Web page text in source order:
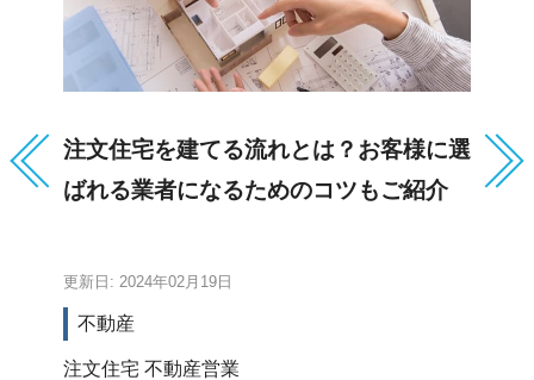
注文住宅を建てる流れとは？お客様に選
ばれる業者になるためのコツもご紹介
更新日: 2024年02月19日
不動産
注文住宅 不動産営業
【